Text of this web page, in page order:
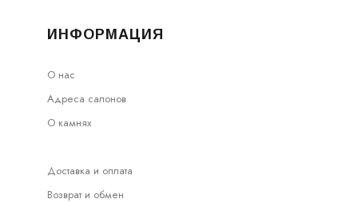
ИНФОРМАЦИЯ
О нас
Адреса салонов
О камнях
Доставка и оплата
Возврат и обмен